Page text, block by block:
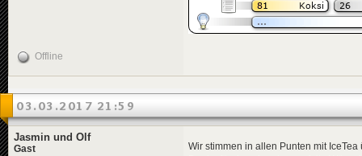
Offline
03.03.2017 21:59
Jasmin und Olf
Gast
Wir stimmen in allen Punten mit IceTea